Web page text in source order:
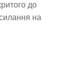
до
на